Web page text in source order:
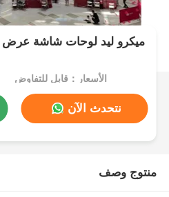
الأسعار：قابل للتفاوض
نتحدث الآن
منتوج وصف